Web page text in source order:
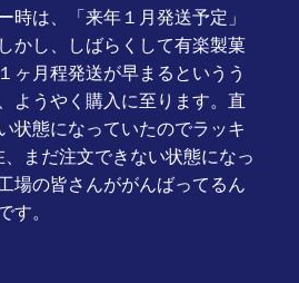
時は、「来年１月発送予定」
かし、しばらくして有楽製菓
ヶ月程発送が早まるというう
ようやく購入に至ります。直
状態になっていたのでラッキ
まだ注文できない状態になっ
場の皆さんががんばってるん
す。